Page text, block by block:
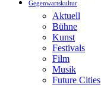
Gegenwartskultur
Aktuell
Bühne
Kunst
Festivals
Film
Musik
Future Cities